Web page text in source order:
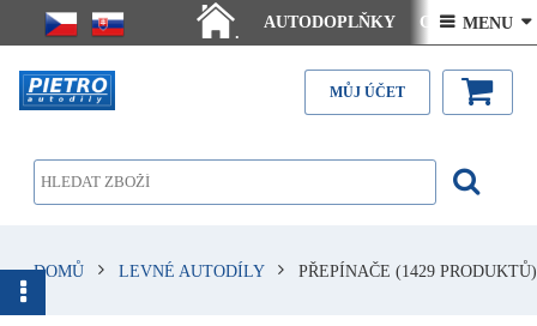
.
AUTODOPLŇKY Ceny doručení
Články - návody Kontakt
 MENU 
MŮJ ÚČET
DOMŮ LEVNÉ AUTODÍLY PŘEPÍNAČE (1429 PRODUKTŮ)